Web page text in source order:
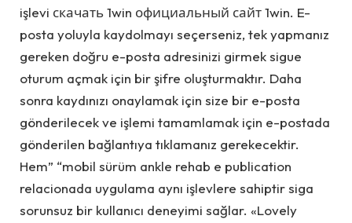
işlevi скачать 1win официальный сайт 1win. E-
posta yoluyla kaydolmayı seçerseniz, tek yapmanız
gereken doğru e-posta adresinizi girmek sigue
oturum açmak için bir şifre oluşturmaktır. Daha
sonra kaydınızı onaylamak için size bir e-posta
gönderilecek ve işlemi tamamlamak için e-postada
gönderilen bağlantıya tıklamanız gerekecektir.
Hem” “mobil sürüm ankle rehab e publication
relacionada uygulama aynı işlevlere sahiptir siga
sorunsuz bir kullanıcı deneyimi sağlar. «Lovely